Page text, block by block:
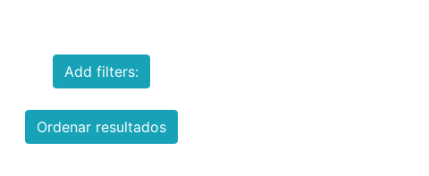
Add filters:
Ordenar resultados